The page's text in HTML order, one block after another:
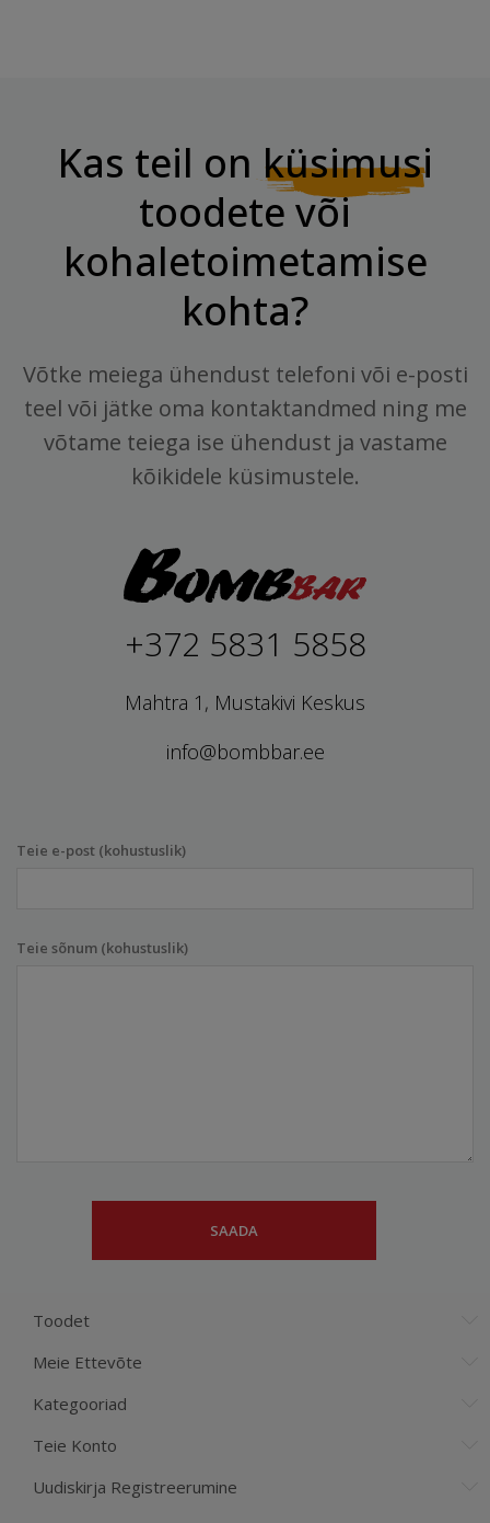
Kas teil on küsimusi
toodete või
kohaletoimetamise
kohta?
Võtke meiega ühendust telefoni või e-posti
teel või jätke oma kontaktandmed ning me
võtame teiega ise ühendust ja vastame
kõikidele küsimustele.
+372 5831 5858
Mahtra 1, Mustakivi Keskus
info@bombbar.ee
Teie e-post (kohustuslik)
Teie sõnum (kohustuslik)
Toodet
Meie Ettevõte
Kategooriad
Teie Konto
Uudiskirja Registreerumine